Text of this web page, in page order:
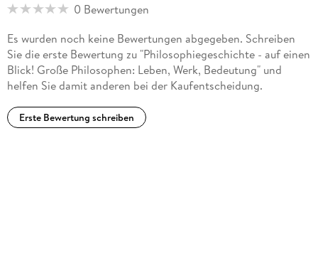
0 Bewertungen
Es wurden noch keine Bewertungen abgegeben. Schreiben
Sie die erste Bewertung zu "Philosophiegeschichte - auf einen
Blick! Große Philosophen: Leben, Werk, Bedeutung" und
helfen Sie damit anderen bei der Kaufentscheidung.
Erste Bewertung schreiben